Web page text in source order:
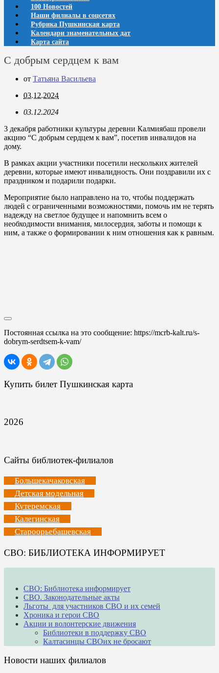
100 Новостей
Наши филиалы в соцсетях
Рубрика Пушкинская карта
Календари знаменательных дат
Карта сайта
С добрым сердцем к вам
от Татьяна Васильева
03.12.2024
03.12.2024
3 декабря работники культуры деревни Калмиябаш провели
акцию “С добрым сердцем к вам”, посетив инвалидов на
дому.
В рамках акции участники посетили нескольких жителей
деревни, которые имеют инвалидность. Они поздравили их с
праздником и подарили подарки.
Мероприятие было направлено на то, чтобы поддержать
людей с ограниченными возможностями, помочь им не терять
надежду на светлое будущее и напомнить всем о
необходимости внимания, милосердия, заботы и помощи к
ним, а также о формировании к ним отношения как к равным.
Постоянная ссылка на это сообщение: https://mcrb-kalt.ru/s-
dobrym-serdtsem-k-vam/
Купить билет Пушкинская карта
2026
Сайты библиотек-филиалов
Большекачаковская
Детская модельная
Кутеремская
Калегинская
Староорьебашевская
СВО: БИБЛИОТЕКА ИНФОРМИРУЕТ
СВО: Библиотека информирует
СВО. Законодательные акты
Льготы для участников СВО и их семей
Хроника и герои СВО
Акции и волонтерские движения
Библиотеки в поддержку СВО
Калтасинцы СВОих не бросают
Новости наших филиалов